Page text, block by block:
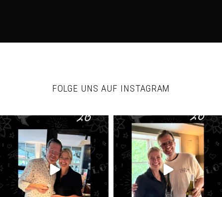
FOLGE UNS AUF INSTAGRAM